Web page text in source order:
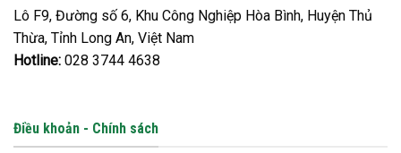
Lô F9, Đường số 6, Khu Công Nghiệp Hòa Bình, Huyện Thủ
Thừa, Tỉnh Long An, Việt Nam
Hotline: 028 3744 4638
Điều khoản - Chính sách